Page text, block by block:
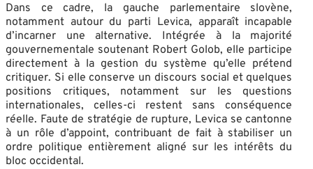
Dans ce cadre, la gauche parlementaire slovène,
notamment autour du parti Levica, apparaît incapable
d’incarner une alternative. Intégrée à la majorité
gouvernementale soutenant Robert Golob, elle participe
directement à la gestion du système qu’elle prétend
critiquer. Si elle conserve un discours social et quelques
positions critiques, notamment sur les questions
internationales, celles-ci restent sans conséquence
réelle. Faute de stratégie de rupture, Levica se cantonne
à un rôle d’appoint, contribuant de fait à stabiliser un
ordre politique entièrement aligné sur les intérêts du
bloc occidental.